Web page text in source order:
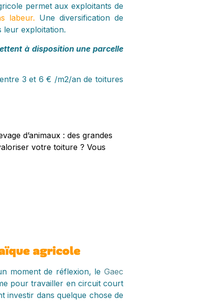
permet aux exploitants de
labeur. Une diversification de
leur exploitation.
à disposition une parcelle
3 et 6 € /m2/an de toitures
d’animaux : des grandes
votre toiture ? Vous
agricole
moment de réflexion, le Gaec
pour travailler en circuit court
investir dans quelque chose de